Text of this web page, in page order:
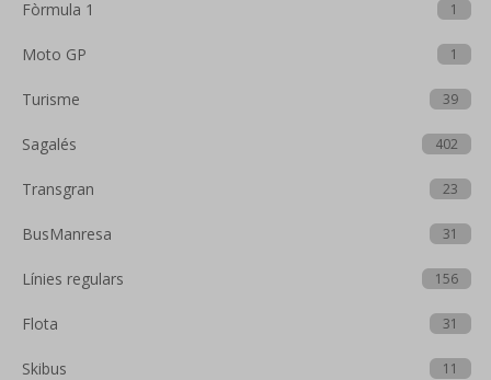
Fòrmula 1 1
Moto GP 1
Turisme 39
Sagalés 402
Transgran 23
BusManresa 31
Línies regulars 156
Flota 31
Skibus 11